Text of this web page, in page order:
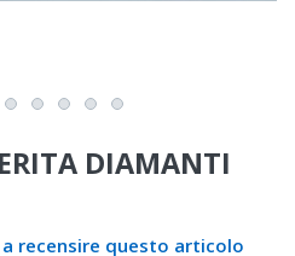
DIAMANTI
a recensire questo articolo